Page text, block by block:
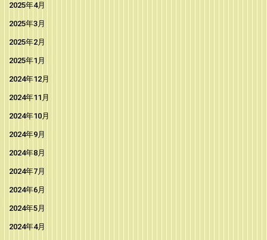
2025年4月
2025年3月
2025年2月
2025年1月
2024年12月
2024年11月
2024年10月
2024年9月
2024年8月
2024年7月
2024年6月
2024年5月
2024年4月